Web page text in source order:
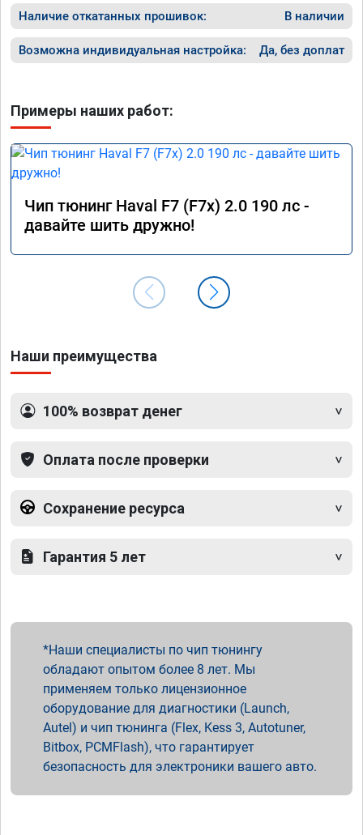
Наличие откатанных прошивок: В наличии
Возможна индивидуальная настройка: Да, без доплат
Примеры наших работ:
Чип тюнинг Haval F7 (F7x) 2.0 190 лс -
давайте шить дружно!
Наши преимущества
100% возврат денег
Оплата после проверки
Сохранение ресурса
Гарантия 5 лет
Наши специалисты по чип тюнингу
обладают опытом более 8 лет. Мы
применяем только лицензионное
оборудование для диагностики (Launch,
Autel) и чип тюнинга (Flex, Kess 3, Autotuner,
Bitbox, PCMFlash), что гарантирует
безопасность для электроники вашего авто.